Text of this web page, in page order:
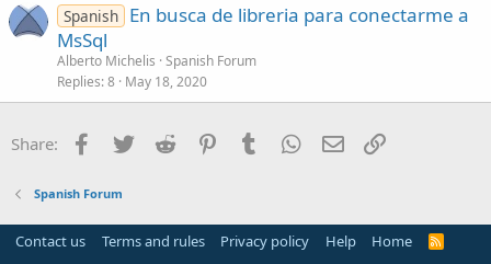
Spanish En busca de libreria para conectarme a
MsSql
Alberto Michelis Spanish Forum
Replies 8 May 18, 2020
Share: Facebook
Twitter Reddit PinterestTumblr WhatsApp
Email
Spanish Forum
Contact us Terms and rules Privacy policy Help Home
R